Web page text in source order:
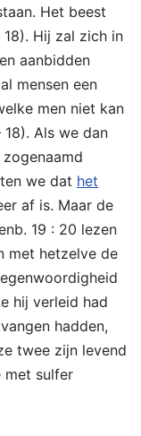
Het beest
18). Hij zal zich in
aanbidden
mensen een
men niet kan
Als we dan
we dat het
af is. Maar de
19 : 20 lezen
met hetzelve de
hij verleid had
hadden,
twee zijn levend
met sulfer